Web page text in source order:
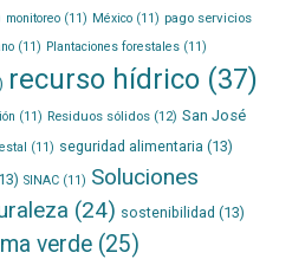
monitoreo(11) México(11) pago servicios
(11) Plantaciones forestales(11)
recurso hídrico(37)
(11) Residuos sólidos(12) San José
(11) seguridad alimentaria (13)
SINAC(11) Soluciones
(24) sostenibilidad (13)
verde(25)